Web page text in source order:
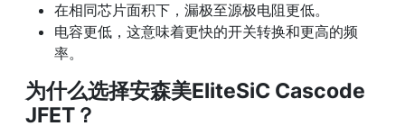
在相同芯片面积下，漏极至源极电阻更低。
电容更低，这意味着更快的开关转换和更高的频
率。
为什么选择安森美EliteSiC Cascode
JFET？